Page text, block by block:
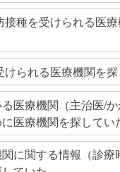
接種を受けられる医
けられる医療機関を
医療機関（主治医/か
医療機関を探してい
に関する情報（診療